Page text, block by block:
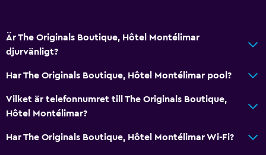
Badrum
Hårfön
Toalettpapper
Är The Originals Boutique, Hôtel Montélimar
djurvänligt?
Har The Originals Boutique, Hôtel Montélimar pool?
Vilket är telefonnumret till The Originals Boutique,
Hôtel Montélimar?
Har The Originals Boutique, Hôtel Montélimar Wi-Fi?